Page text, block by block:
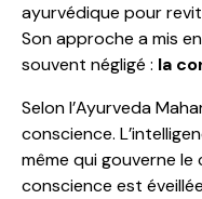
ayurvédique pour
Son approche a mis
souvent négligé : la
Selon l’Ayurveda
conscience.
même qui gouverne le
conscience est